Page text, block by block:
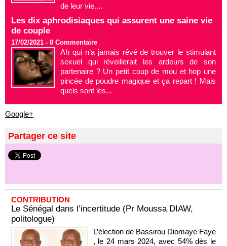
de leur vie....
Les dix aphrodisiaques qui assurent une saine vie
de couple
17/02/2021 - 0 Commentaire
Ah qui n’a jamais rêvé de trouver le stimulant
sexuel qui réveillerait les ardeurs de son
partenaire ? Un petit coup de mou et hop une
pincée de poudre magique et ça repart ! Mais
quels sont les...
Google+
Partager ce site
CONTRIBUTION
Le Sénégal dans l’incertitude (Pr Moussa DIAW,
politologue)
L’élection de Bassirou Diomaye Faye
, le 24 mars 2024, avec 54% dès le